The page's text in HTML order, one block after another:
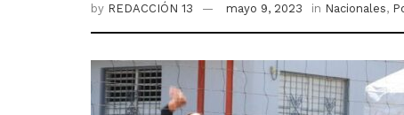
by REDACCIÓN 13 mayo 9, 2023 in Nacionales,